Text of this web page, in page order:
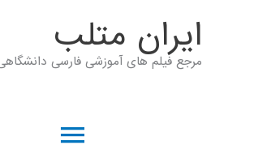
ايران متلب
مرجع فیلم های آموزشی فارسی
فهرست